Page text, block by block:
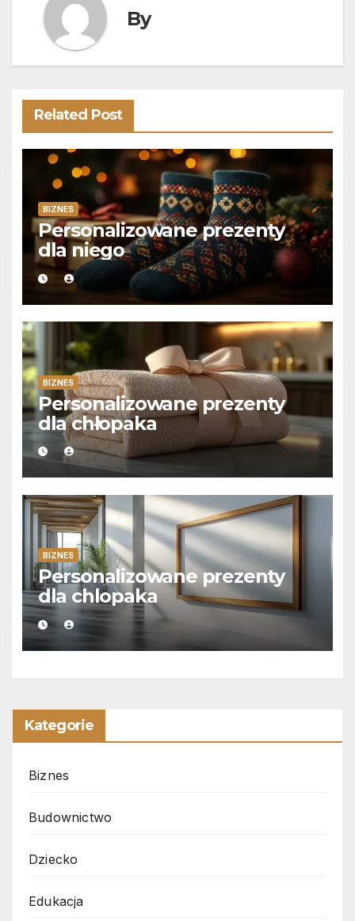
By
Related Post
BIZNES
Personalizowane prezenty
dla niego
BIZNES
Personalizowane prezenty
dla chłopaka
BIZNES
Personalizowane prezenty
dla chlopaka
Kategorie
Biznes
Budownictwo
Dziecko
Edukacja